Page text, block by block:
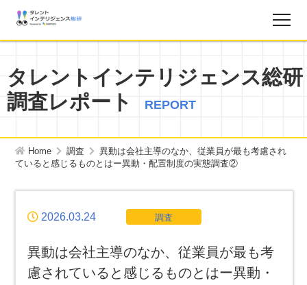
お知らせ
タレントインテリジェンス総研とは？
運営会社
個人情報保護方針
タレントインテリジェンス総研
調査レポート
REPORT
Home 調査
異動は会社主導のなか、従業員が最も考慮され
ていると感じるものとはー異動・配置制度の実態調査②
2026.03.24 調査
異動は会社主導のなか、従業員が最も考
慮されていると感じるものとはー異動・